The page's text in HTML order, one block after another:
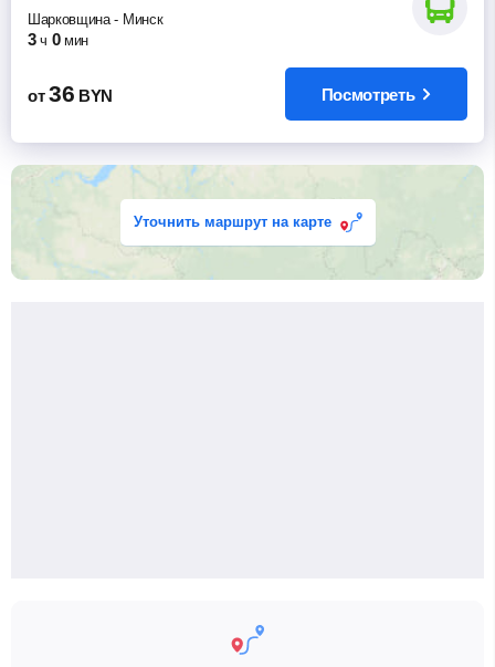
Шарковщина- Минск
3 ч 0 мин
от 36 BYN Посмотреть
Уточнить маршрут на карте